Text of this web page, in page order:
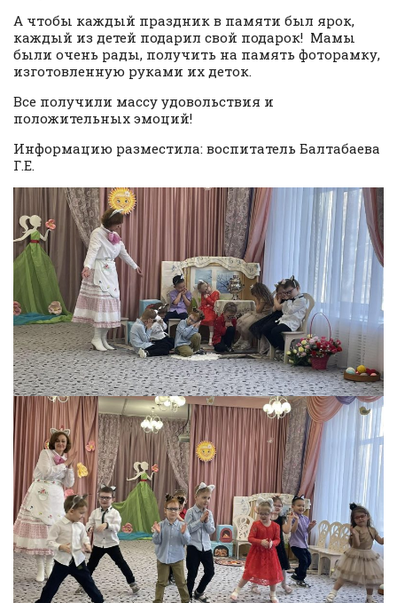
А чтобы каждый праздник в памяти был ярок,
каждый из детей подарил свой подарок! Мамы
были очень рады, получить на память фоторамку,
изготовленную руками их деток.
Все получили массу удовольствия и
положительных эмоций!
Информацию разместила: воспитатель Балтабаева
Г.Е.